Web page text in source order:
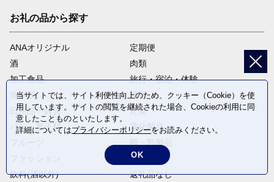
お礼の品から探す
ANAオリジナル
定期便
酒
肉類
加工食品
旅行・宿泊・体験
魚介類
麺類
日用品・雑貨
野菜
パン・菓子類
電化製品
米・穀物
飲料(酒以外)
返礼品なし
当サイトでは、サイト利便性向上のため、クッキー（Cookie）を使
用しています。サイトの閲覧を継続された場合、Cookieの利用に同
意したことものといたします。
詳細についてはプライバシーポリシーをお読みください。
OK